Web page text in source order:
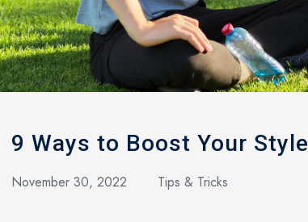
9 Ways to Boost Your
November 30, 2022 Tips & Tricks